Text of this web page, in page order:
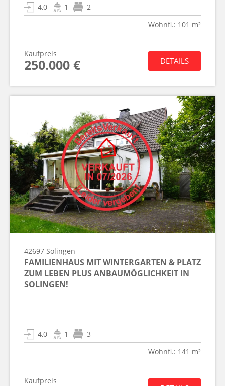
4,0 1
2
Wohnfl.: 101 m²
Kaufpreis
250.000 € DETAILS
42697 Solingen
FAMILIENHAUS MIT WINTERGARTEN & PLATZ
ZUM LEBEN PLUS ANBAUMÖGLICHKEIT IN
SOLINGEN!
4,0 1
3
Wohnfl.: 141 m²
Kaufpreis